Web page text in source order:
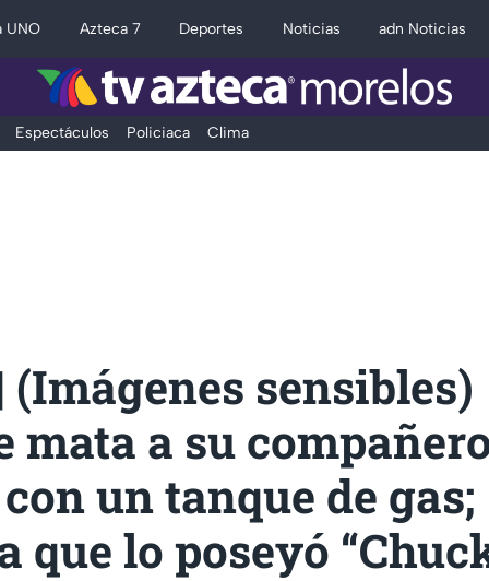
UNO Azteca 7 Deportes Noticias adn Noticias
Espectáculos Policiaca Clima
(Imágenes sensibles)
mata a su
un tanque de gas;
que lo poseyó